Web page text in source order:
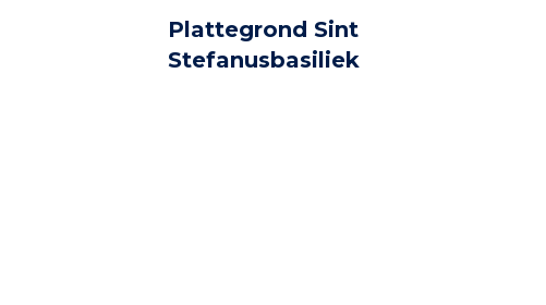
Plattegrond Sint
Stefanusbasiliek